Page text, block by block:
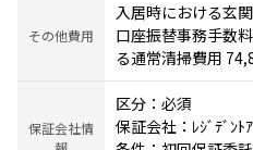
その他費用
入居時における玄
口座振替事務手数
る通常清掃費用
保証会社情
区分：必須
保証会社：ﾚｼﾞﾃﾞﾝﾄ